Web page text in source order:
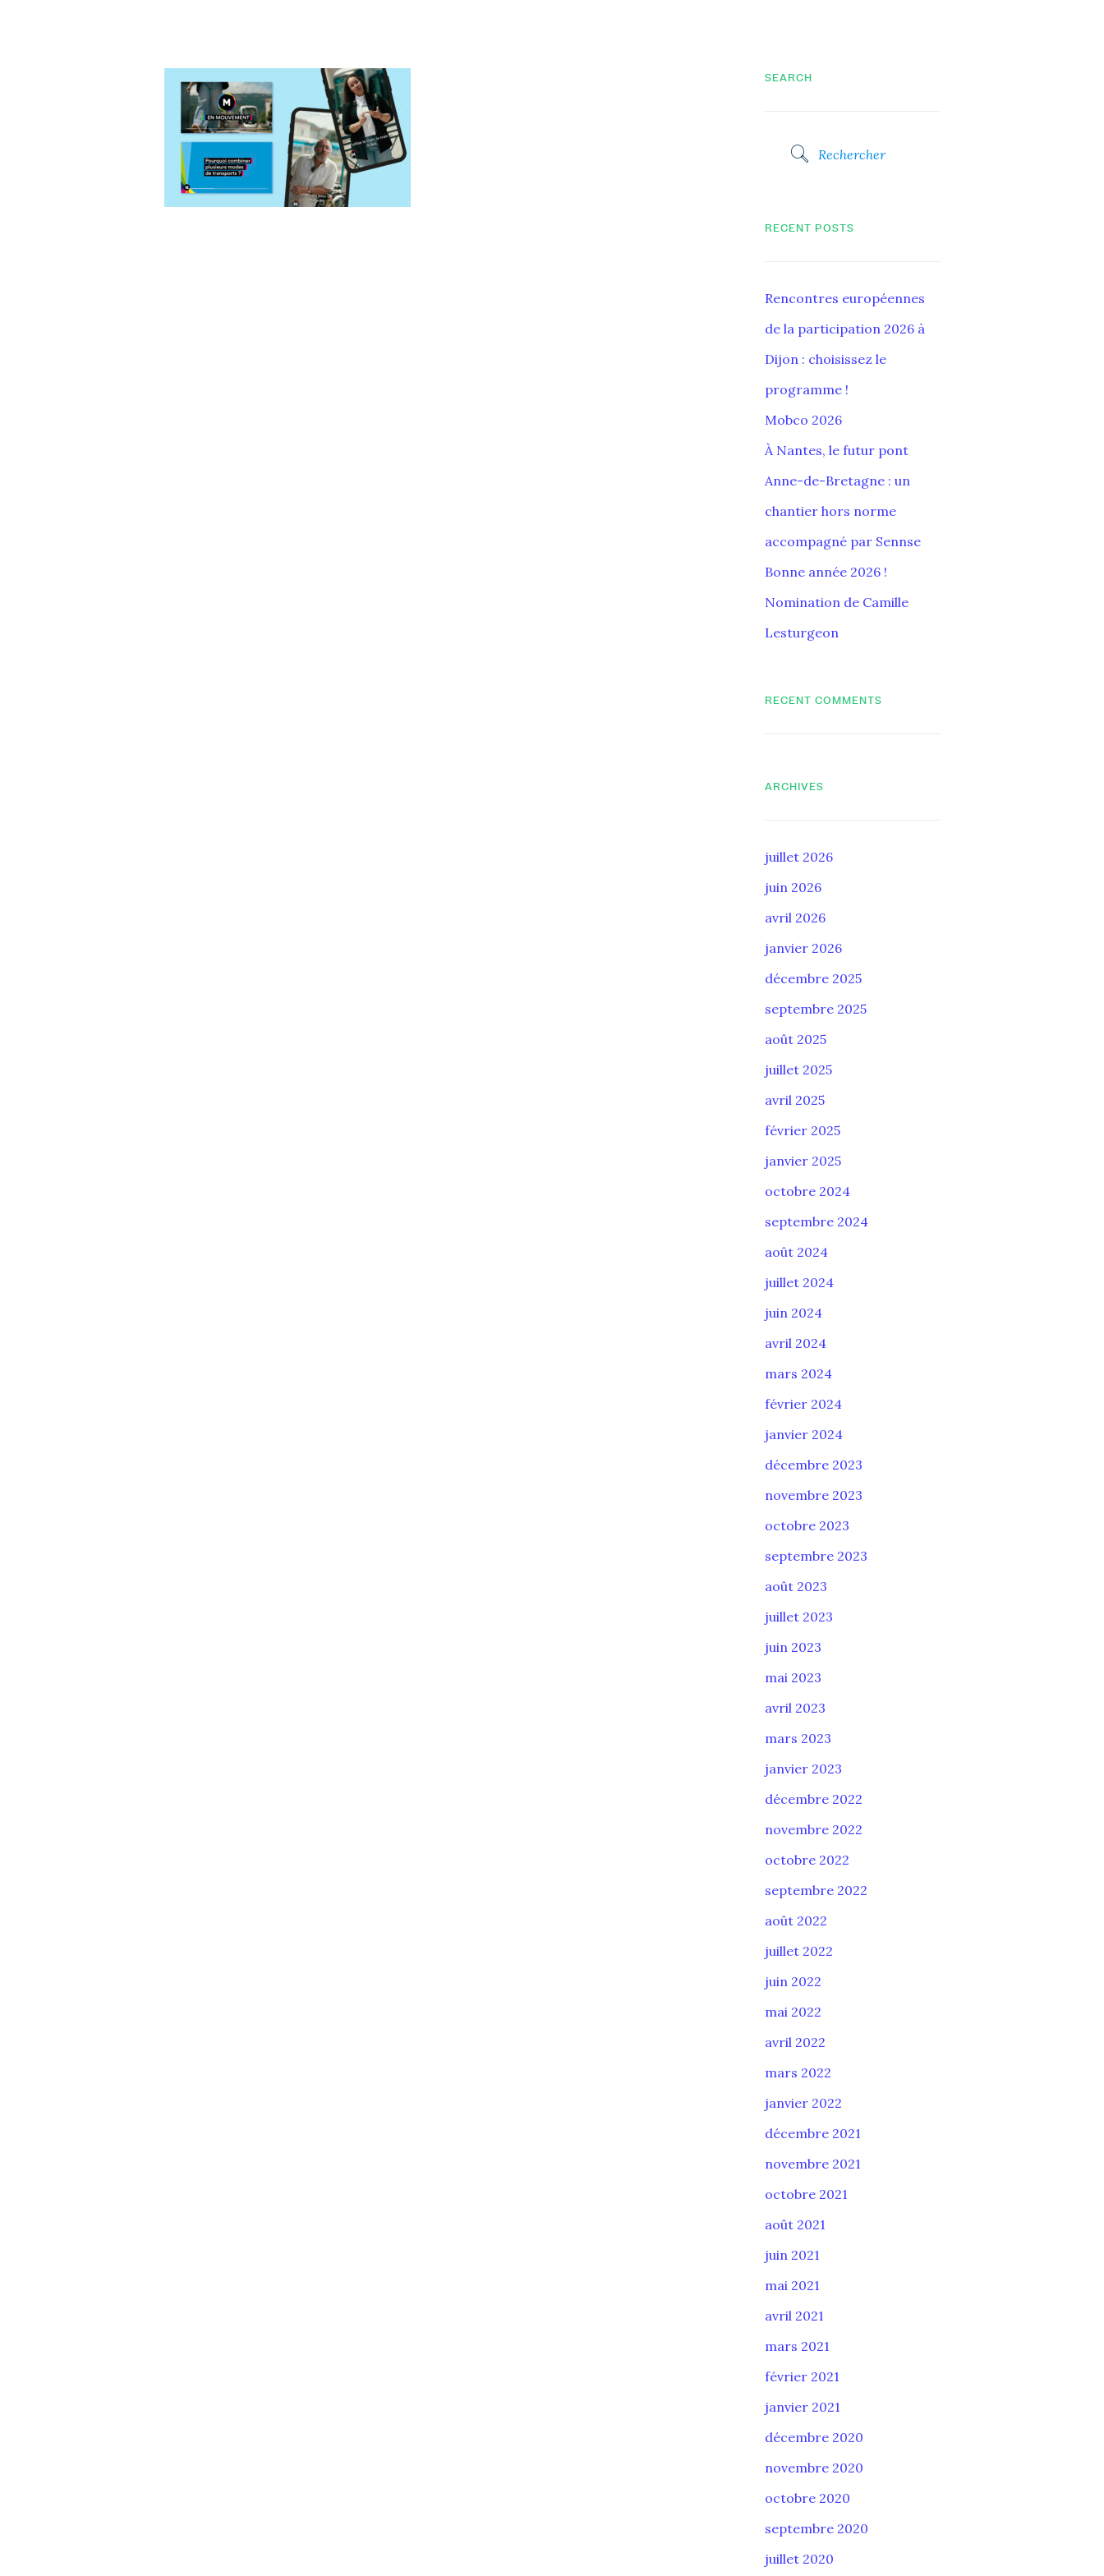
SEARCH
RECENT POSTS
Rencontres européennes
de la participation 2026 à
Dijon : choisissez le
programme !
Mobco 2026
À Nantes, le futur pont
Anne-de-Bretagne : un
chantier hors norme
accompagné par Sennse
Bonne année 2026 !
Nomination de Camille
Lesturgeon
RECENT COMMENTS
ARCHIVES
juillet 2026
juin 2026
avril 2026
janvier 2026
décembre 2025
septembre 2025
août 2025
juillet 2025
avril 2025
février 2025
janvier 2025
octobre 2024
septembre 2024
août 2024
juillet 2024
juin 2024
avril 2024
mars 2024
février 2024
janvier 2024
décembre 2023
novembre 2023
octobre 2023
septembre 2023
août 2023
juillet 2023
juin 2023
mai 2023
avril 2023
mars 2023
janvier 2023
décembre 2022
novembre 2022
octobre 2022
septembre 2022
août 2022
juillet 2022
juin 2022
mai 2022
avril 2022
mars 2022
janvier 2022
décembre 2021
novembre 2021
octobre 2021
août 2021
juin 2021
mai 2021
avril 2021
mars 2021
février 2021
janvier 2021
décembre 2020
novembre 2020
octobre 2020
septembre 2020
juillet 2020